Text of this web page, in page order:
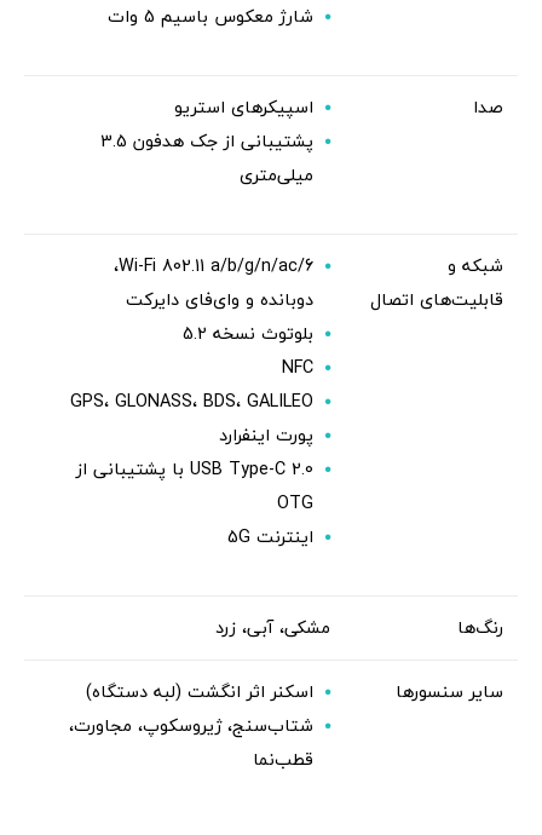
شارژ معکوس باسیم 5 وات
صدا
اسپیکرهای استریو
پشتیبانی از جک هدفون 3.5
میلی‌متری
شبکه و
قابلیت‌های اتصال
Wi-Fi 802.11 a/b/g/n/ac/6،
دوبانده و وای‌فای دایرکت
بلوتوث نسخه 5.2
NFC
GPS، GLONASS، BDS، GALILEO
پورت اینفرارد
USB Type-C 2.0 با پشتیبانی از
OTG
اینترنت 5G
رنگ‌ها مشکی، آبی، زرد
سایر سنسورها
اسکنر اثر انگشت (لبه دستگاه)
شتاب‌سنج، ژیروسکوپ،‌ مجاورت،
قطب‌نما